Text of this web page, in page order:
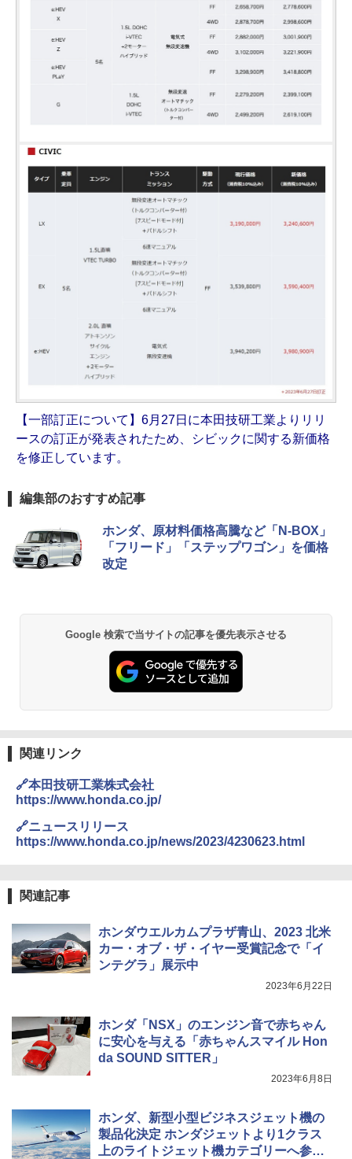
【一部訂正について】6月27日に本田技研工業よりリリ
ースの訂正が発表されたため、シビックに関する新価格
を修正しています。
編集部のおすすめ記事
ホンダ、原材料価格高騰など「N-BOX」
「フリード」「ステップワゴン」を価格
改定
Google 検索で当サイトの記事を優先表示させる
関連リンク
🔗本田技研工業株式会社
https://www.honda.co.jp/
🔗ニュースリリース
https://www.honda.co.jp/news/2023/4230623.html
関連記事
ホンダウエルカムプラザ青山、2023 北米
カー・オブ・ザ・イヤー受賞記念で「イ
ンテグラ」展示中
2023年6月22日
ホンダ「NSX」のエンジン音で赤ちゃん
に安心を与える「赤ちゃんスマイル Hon
da SOUND SITTER」
2023年6月8日
ホンダ、新型小型ビジネスジェット機の
製品化決定 ホンダジェットより1クラス
上のライトジェット機カテゴリーへ参